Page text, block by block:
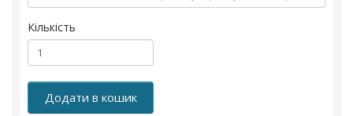
Кількість
Додати в кошик